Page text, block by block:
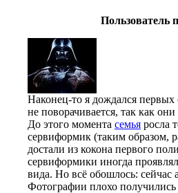
Пользователь
Наконец-то я дождался первых
не поворачивается, так как
До этого момента семья росла
сервиформик (таким образом,
достали из кокона первого
сервиформики иногда
вида. Но всё обошлось: сейчас
Фотографии плохо